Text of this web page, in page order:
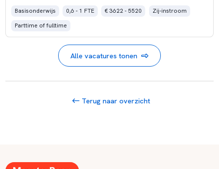
Basisonderwijs 0,6 - 1 FTE € 3622 - 5520
Zij-instroom
Parttime of fulltime
Alle vacatures tonen
Terug naar overzicht